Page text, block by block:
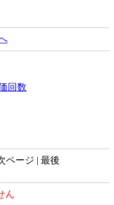
回数
ページ | 最後
ん